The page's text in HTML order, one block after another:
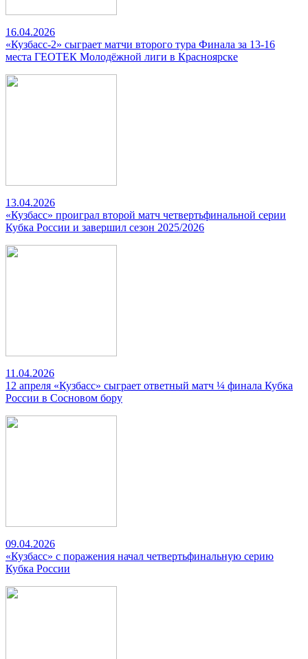
16.04.2026
«Кузбасс-2» сыграет матчи второго тура Финала за 13-16
места ГЕОТЕК Молодёжной лиги в Красноярске
13.04.2026
«Кузбасс» проиграл второй матч четвертьфинальной серии
Кубка России и завершил сезон 2025/2026
11.04.2026
12 апреля «Кузбасс» сыграет ответный матч ¼ финала Кубка
России в Сосновом бору
09.04.2026
«Кузбасс» с поражения начал четвертьфинальную серию
Кубка России